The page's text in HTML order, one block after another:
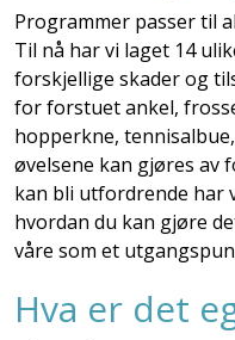
Programmer passer til
Til nå har vi laget 14
forskjellige skader og
for forstuet ankel,
hopperkne,
øvelsene kan gjøres av
kan bli utfordrende har
hvordan du kan gjøre
våre som et
Hva er det